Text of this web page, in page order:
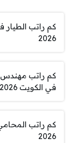
كم راتب الطيار
2026
كم راتب مهندس
في الكويت 2026
كم راتب
2026